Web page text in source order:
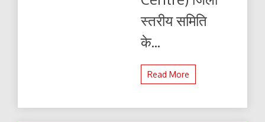
स्तरीय समिति
के...
Read More